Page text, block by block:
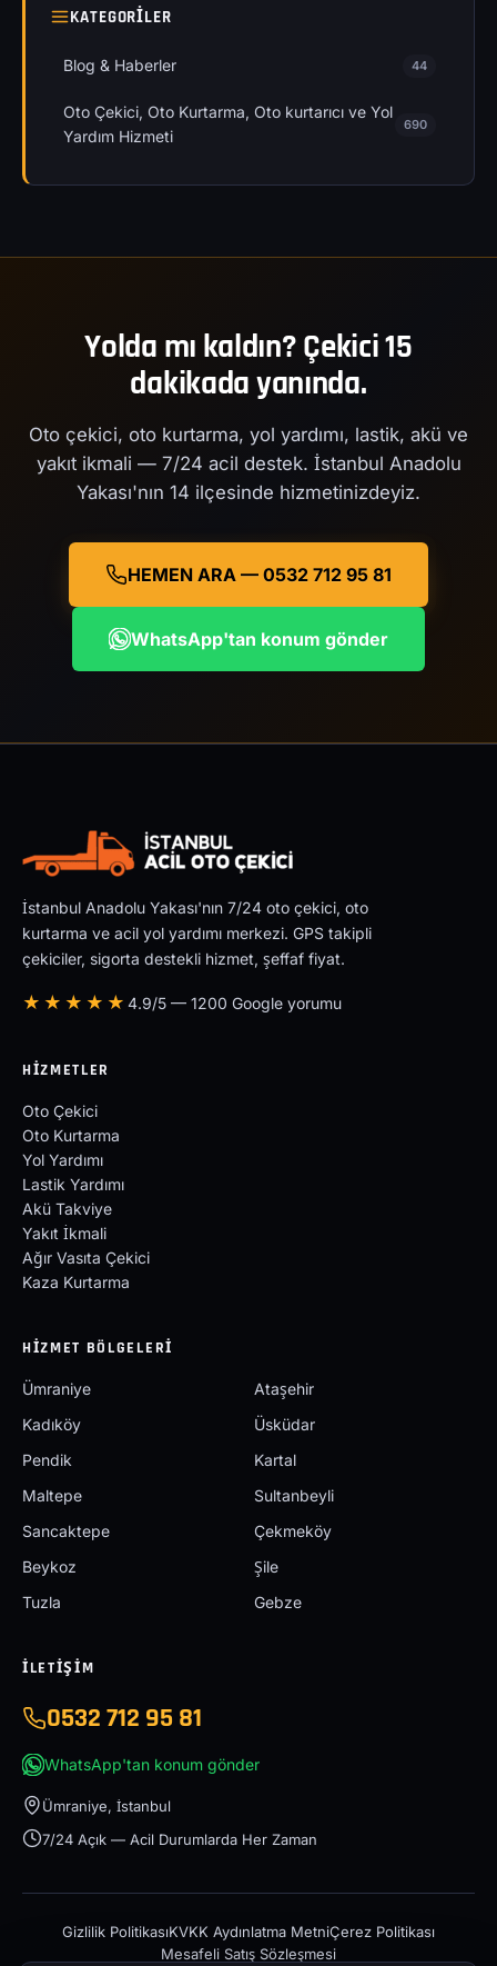
KATEGORILER
Blog & Haberler 44
Oto Çekici, Oto Kurtarma, Oto kurtarıcı ve Yol
Yardım Hizmeti
690
Yolda mı kaldın? Çekici 15
dakikada yanında.
Oto çekici, oto kurtarma, yol yardımı, lastik, akü ve
yakıt ikmali — 7/24 acil destek. İstanbul Anadolu
Yakası'nın 14 ilçesinde hizmetinizdeyiz.
HEMEN ARA — 0532 712 95 81
WhatsApp'tan konum gönder
İstanbul Anadolu Yakası'nın 7/24 oto çekici, oto
kurtarma ve acil yol yardımı merkezi. GPS takipli
çekiciler, sigorta destekli hizmet, şeffaf fiyat.
★★★★★ 4.9/5 — 1200 Google yorumu
HIZMETLER
Oto Çekici
Oto Kurtarma
Yol Yardımı
Lastik Yardımı
Akü Takviye
Yakıt İkmali
Ağır Vasıta Çekici
Kaza Kurtarma
HIZMET BÖLGELERI
Ümraniye
Ataşehir
Kadıköy
Üsküdar
Pendik
Kartal
Maltepe
Sultanbeyli
Sancaktepe
Çekmeköy
Beykoz
Şile
Tuzla
Gebze
İLETIŞIM
0532 712 95 81
WhatsApp'tan konum gönder
Ümraniye, İstanbul
7/24 Açık — Acil Durumlarda Her Zaman
Gizlilik PolitikasıKVKK Aydınlatma MetniÇerez Politikası
Mesafeli Satış Sözleşmesi